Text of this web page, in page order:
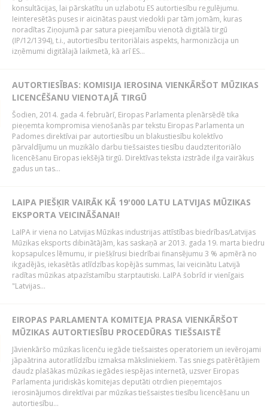
konsultācijas, lai pārskatītu un uzlabotu ES autortiesību regulējumu.
Ieinteresētās puses ir aicinātas paust viedokli par tām jomām, kuras
noradītas Ziņojumā par satura pieejamību vienotā digitālā tirgū
(IP/12/1394), t.i., autortiesību teritoriālais aspekts, harmonizācija un
izņēmumi digitālajā laikmetā, kā arī ES...
AUTORTIESĪBAS: KOMISIJA IEROSINA VIENKĀRŠOT MŪZIKAS
LICENCĒŠANU VIENOTAJĀ TIRGŪ
Šodien, 2014. gada 4. februārī, Eiropas Parlamenta plenārsēdē tika
pieņemta kompromisa vienošanās par tekstu Eiropas Parlamenta un
Padomes direktīvai par autortiesību un blakustiesību kolektīvo
pārvaldījumu un muzikālo darbu tiešsaistes tiesību daudzteritoriālo
licencēšanu Eiropas iekšējā tirgū. Direktīvas teksta izstrāde ilga vairākus
gadus un tas...
LAIPA PIEŠĶIR VAIRĀK KĀ 19'000 LATU LATVIJAS MŪZIKAS
EKSPORTA VEICINĀŠANAI!
LaIPA ir viena no Latvijas Mūzikas industrijas attīstības biedrības/Latvijas
Mūzikas eksports dibinātājām, kas saskaņā ar 2013. gada 19. marta biedru
kopsapulces lēmumu, ir piešķīrusi biedrībai finansējumu 3 % apmērā no
ikgadējās, iekasētās atlīdzības kopējās summas, lai veicinātu Latvijā
radītas mūzikas atpazīstamību starptautiski. LaIPA šobrīd ir vienīgais
"Latvijas...
EIROPAS PARLAMENTA KOMITEJA PRASA VIENKĀRŠOT
MŪZIKAS AUTORTIESĪBU PROCEDŪRAS TIEŠSAISTĒ
Jāvienkāršo mūzikas licenču iegāde tiešsaistes operatoriem un ievērojami
jāpaātrina autoratlīdzību izmaksa māksliniekiem. Tas sniegs patērētājiem
daudz plašākas mūzikas iegādes iespējas internetā, uzsver Eiropas
Parlamenta juridiskās komitejas deputāti otrdien pieņemtajos
ierosinājumos direktīvai par mūzikas tiešsaistes tiesību licencēšanu un
autortiesību...